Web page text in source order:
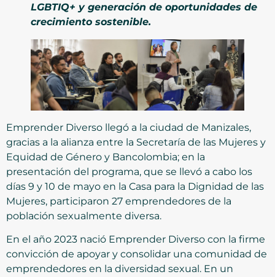
LGBTIQ+ y generación de oportunidades de
crecimiento sostenible.
Emprender Diverso llegó a la ciudad de Manizales,
gracias a la alianza entre la Secretaría de las Mujeres y
Equidad de Género y Bancolombia; en la
presentación del programa, que se llevó a cabo los
días 9 y 10 de mayo en la Casa para la Dignidad de las
Mujeres, participaron 27 emprendedores de la
población sexualmente diversa.
En el año 2023 nació Emprender Diverso con la firme
convicción de apoyar y consolidar una comunidad de
emprendedores en la diversidad sexual. En un